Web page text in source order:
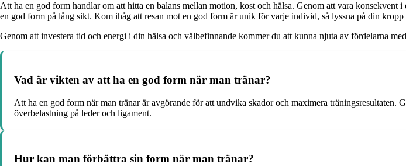
Att ha en god form handlar om att hitta en balans mellan motion, kost och hälsa. Genom att vara
en god form på lång sikt. Kom ihåg att resan mot en god form är unik för varje individ, så lyssna på din
Genom att investera tid och energi i din hälsa och välbefinnande kommer du att kunna njuta av fördelarna
Vad är vikten av att ha en god form när man tränar?
Att ha en god form när man tränar är avgörande för att undvika skador och maximera
överbelastning på leder och ligament.
Hur kan man förbättra sin form när man tränar?